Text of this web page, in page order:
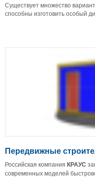
Существует множество
способны изготовить особый
Передвижные
Российская компания КРАУС
современных моделей